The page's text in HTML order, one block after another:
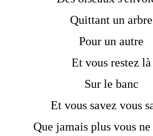
Quittant un arbre
Pour un autre
Et vous restez là
Sur le banc
Et vous savez vous
Que jamais plus vous